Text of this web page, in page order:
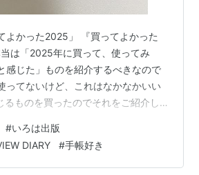
よかった2025」 『買ってよかった
は「2025年に買って、使ってみ
感じた」ものを紹介するべきなので
ってないけど、これはなかなかいい
ものを買ったのでそれをご紹介し
具好きには毎年恒例のイベントに参
、そのときに見つけたものになりま
まえば「3年連用日記」。 連用日記
#いろは出版
DIARY #手帳好き